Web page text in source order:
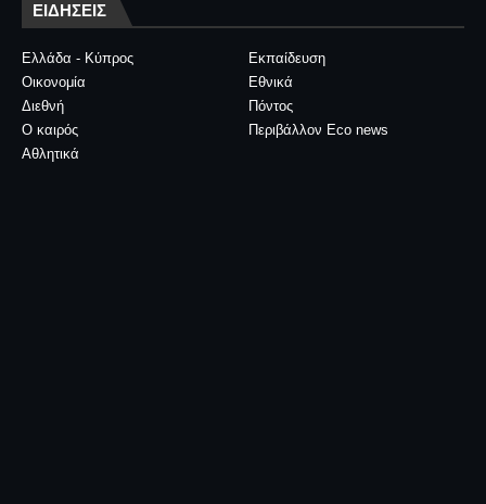
ΕΙΔΗΣΕΙΣ
Ελλάδα - Κύπρος
Εκπαίδευση
Οικονομία
Εθνικά
Διεθνή
Πόντος
Ο καιρός
Περιβάλλον Eco news
Αθλητικά